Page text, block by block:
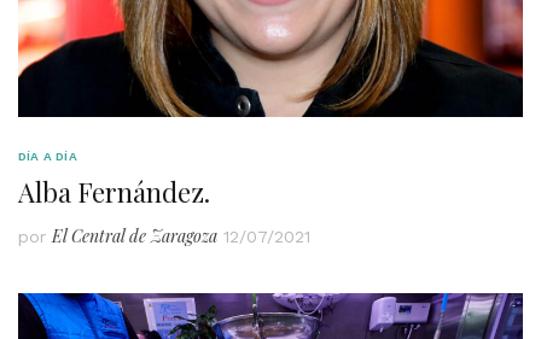
DÍA A DÍA
Alba Fernández.
por El Central de Zaragoza 12/07/2021